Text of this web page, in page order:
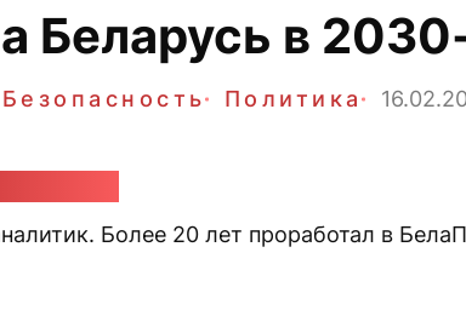
Беларусь в
Безопасность Политика
Более 20 лет проработал в